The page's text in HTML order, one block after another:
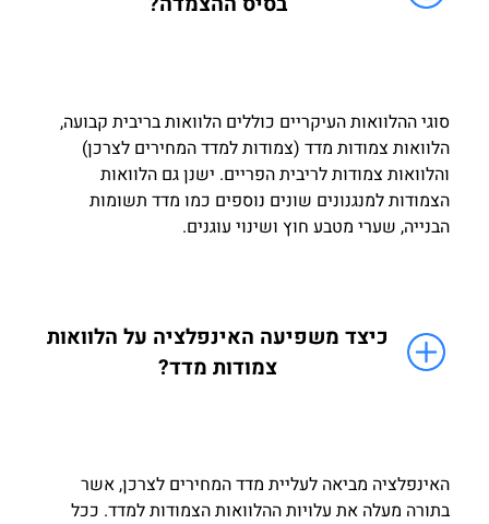
סוגי ההלוואות העיקריים כוללים הלוואות בריבית קבועה,
הלוואות צמודות מדד (צמודות למדד המחירים לצרכן)
והלוואות צמודות לריבית הפריים. ישנן גם הלוואות
הצמודות למנגנונים שונים נוספים כמו מדד תשומות
הבנייה, שערי מטבע חוץ ושינוי עוגנים.
כיצד משפיעה האינפלציה על הלוואות
צמודות מדד?
האינפלציה מביאה לעליית מדד המחירים לצרכן, אשר
בתורה מעלה את עלויות ההלוואות הצמודות למדד. ככל